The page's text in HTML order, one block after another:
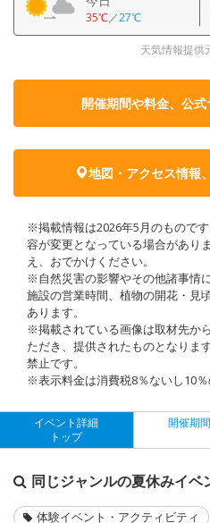
35℃／27℃
天気情報提供
開催期間や料金、公
地図・アクセス情報
※掲載情報は2026年5月のもので
容が変更となっている場合があり
え、おでかけください。
※自然災害の影響やその他諸事情
施設の営業時間、植物の開花・見
あります。
※掲載されている画像は取材先か
ただき、提供されたものとなりま
禁止です。
※表示料金は消費税8％ないし10％
イベント詳細
トップ
開催期
同じジャンルの夏休みイベ
体験イベント・アクティビティ